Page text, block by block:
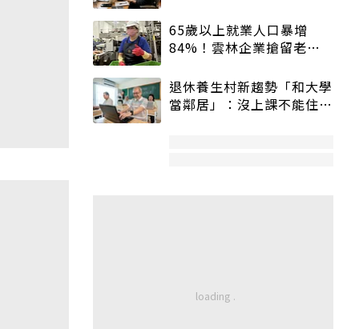
65歲以上就業人口暴增
84%！雲林企業搶留老員
退休養生村新趨勢「和大學
當鄰居」：沒上課不能住、